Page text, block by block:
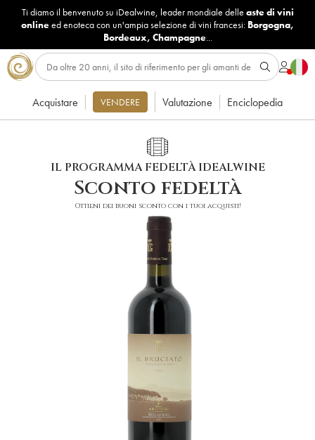
Ti diamo il benvenuto su iDealwine, leader mondiale delle aste di vini
onlineed enoteca con un'ampia selezione di vini francesi: Borgogna,
Bordeaux, Champagne...
Acquistare VENDERE Valutazione Enciclopedia
IL PROGRAMMA FEDELTÀ IDEALWINE
Sconto fedeltà
Ottieni dei buoni sconto con i tuoi acquisti!